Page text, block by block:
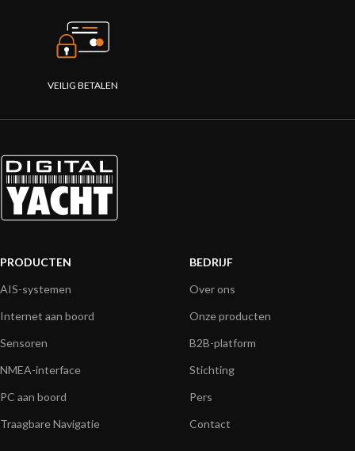
VEILIG BETALEN
PRODUCTEN
AIS-systemen
Internet aan boord
Sensoren
NMEA-interface
PC aan boord
Traagbare Navigatie
BEDRIJF
Over ons
Onze producten
B2B-platform
Stichting
Pers
Contact